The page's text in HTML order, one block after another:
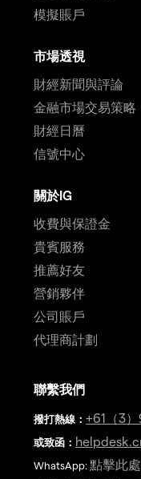
模擬賬戶
市場透視
財經新聞與評論
金融市場交易策略
財經日曆
信號中心
關於IG
收費與保證金
貴賓服務
推薦好友
營銷夥伴
公司賬戶
代理商計劃
聯繫我們
撥打熱線 ： +61（3
或致函：
WhatsApp: 點擊此處